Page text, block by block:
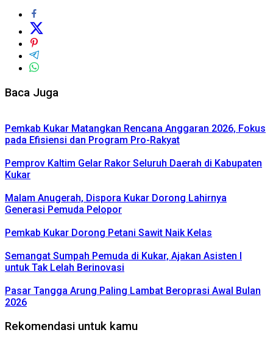
Baca Juga
Pemkab Kukar Matangkan Rencana Anggaran 2026, Fokus
pada Efisiensi dan Program Pro-Rakyat
Pemprov Kaltim Gelar Rakor Seluruh Daerah di Kabupaten
Kukar
Malam Anugerah, Dispora Kukar Dorong Lahirnya
Generasi Pemuda Pelopor
Pemkab Kukar Dorong Petani Sawit Naik Kelas
Semangat Sumpah Pemuda di Kukar, Ajakan Asisten I
untuk Tak Lelah Berinovasi
Pasar Tangga Arung Paling Lambat Beroprasi Awal Bulan
2026
Rekomendasi untuk kamu